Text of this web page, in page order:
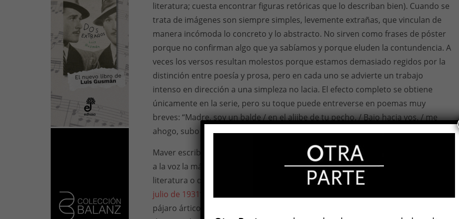
literatura; cuesta encontrar figuras retóricas que lo describan bien). Cuando se
trata de imágenes son siempre simples, levemente extrañas, que vinculan de
manera incómoda lo concreto y lo abstracto. No sirven como frases de póster
porque no confirman algo que ya sabíamos y porque eluden la contundencia. A
veces los versos resultan molestos porque estamos demasiado regidos por la
distinción entre poesía y prosa, pero en cada uno se advierte un trabajo
intenso en dirección a una simpleza no lacia. El efecto completo se obtiene
únicamente en la serie, pero su toque puede entreverse en poemas muy
breves: “Madre, soy un balde / en el aljibe de tu pecho. / Bajo hacia vos, / me
ahogo, subo lleno”.
Maver escribe monólogos. Ya ha empleado muchas veces el recurso de calzarle
a la voz la máscara de una figura anónima o de alguna celebridad de la
literatura o de la música (para un ejemplo espectacular, léase “
julio de 1931”, bajo el disfraz de Virginia Woolf). En
pájaro ártico que huyendo del frío emprende junto a los suyos migraciones